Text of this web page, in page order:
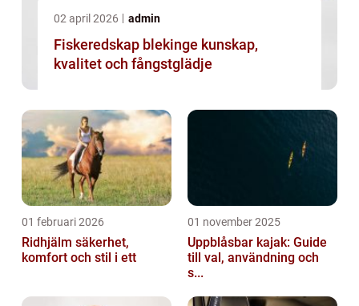
02 april 2026 admin
Fiskeredskap blekinge kunskap,
kvalitet och fångstglädje
01 februari 2026
Ridhjälm säkerhet,
komfort och stil i ett
01 november 2025
Uppblåsbar kajak: Guide
till val, användning och
s...